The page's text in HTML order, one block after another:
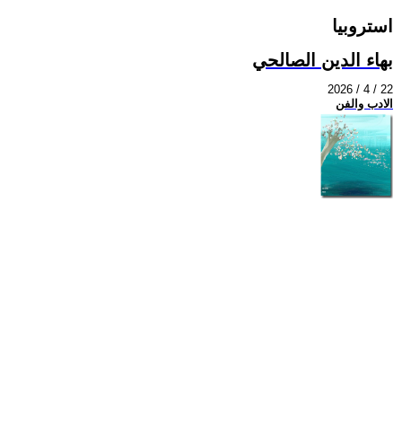
استروبيا
بهاء الدين الصالحي
2026 / 4 / 22
الادب والفن